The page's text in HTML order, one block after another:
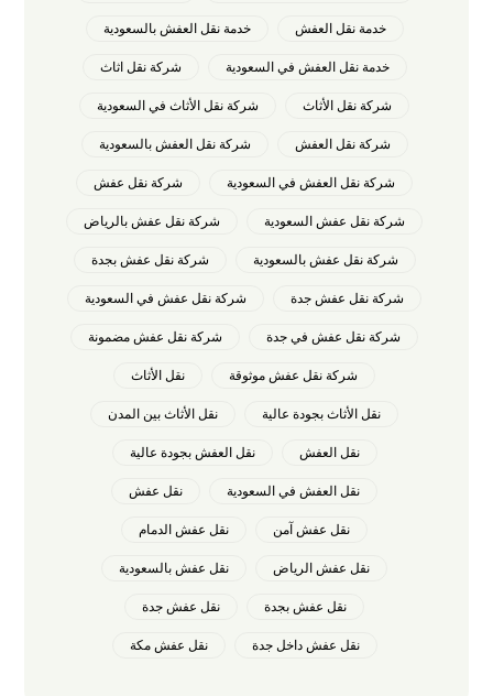
خدمة نقل العفش خدمة نقل العفش بالسعودية
خدمة نقل العفش في السعودية شركة نقل اثاث
شركة نقل الأثاث شركة نقل الأثاث في السعودية
شركة نقل العفش شركة نقل العفش بالسعودية
شركة نقل العفش في السعودية شركة نقل عفش
شركة نقل عفش السعودية شركة نقل عفش بالرياض
شركة نقل عفش بالسعودية شركة نقل عفش بجدة
شركة نقل عفش جدة شركة نقل عفش في السعودية
شركة نقل عفش في جدة شركة نقل عفش مضمونة
شركة نقل عفش موثوقة نقل الأثاث
نقل الأثاث بجودة عالية نقل الأثاث بين المدن
نقل العفش نقل العفش بجودة عالية
نقل العفش في السعودية نقل عفش
نقل عفش آمن نقل عفش الدمام
نقل عفش الرياض نقل عفش بالسعودية
نقل عفش بجدة نقل عفش جدة
نقل عفش داخل جدة نقل عفش مكة